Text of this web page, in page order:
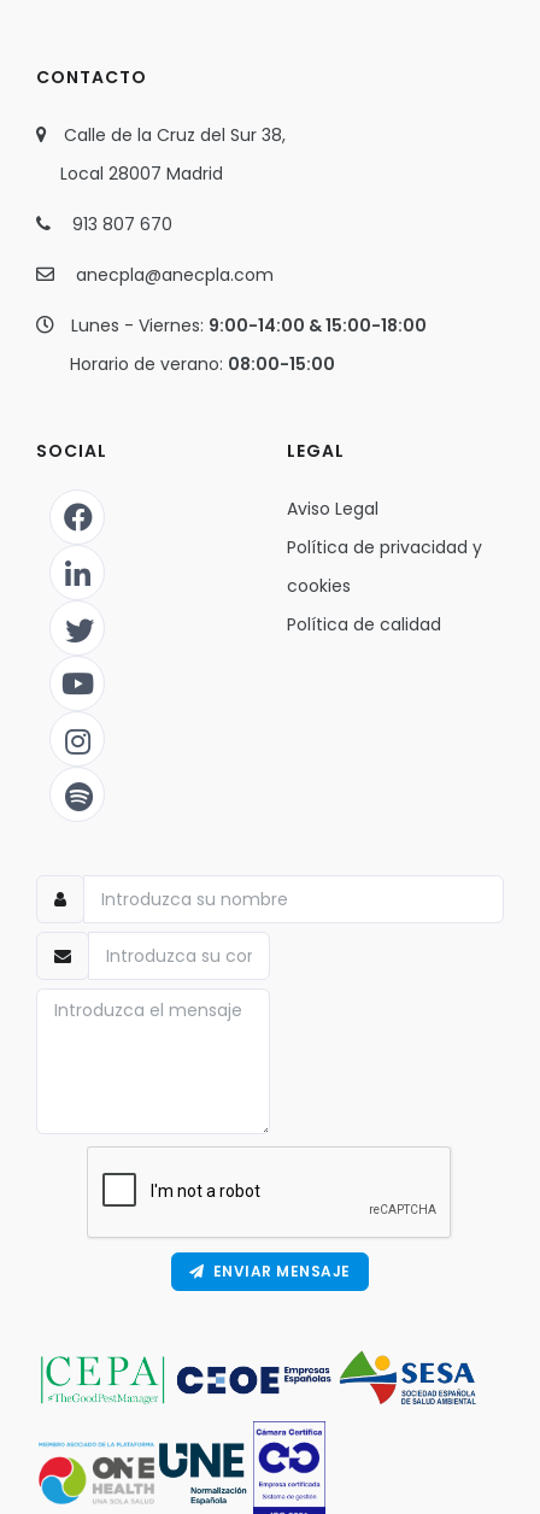
CONTACTO
Calle de la Cruz del Sur 38,
Local 28007 Madrid
913 807 670
anecpla@anecpla.com
Lunes - Viernes: 9:00-14:00 & 15:00-18:00
Horario de verano: 08:00-15:00
SOCIAL LEGAL
Aviso Legal
Política de privacidad y
cookies
Política de calidad
ENVIAR MENSAJE